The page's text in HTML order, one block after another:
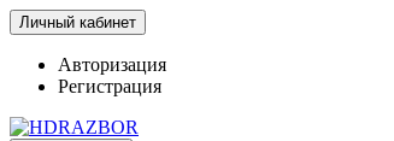
Личный кабинет
Авторизация
Регистрация